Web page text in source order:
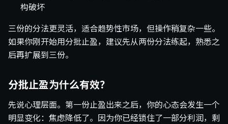
构破坏
三份的分法更灵活，适合趋势性市场，但操作稍复杂一些。
如果你刚开始用分批止盈，建议先从两份分法练起，熟悉之
后再扩展到三份。
分批止盈为什么有效？
先说心理层面。第一份止盈出来之后，你的心态会发生一个
明显变化：焦虑降低了。因为你已经锁住了一部分利润，剩